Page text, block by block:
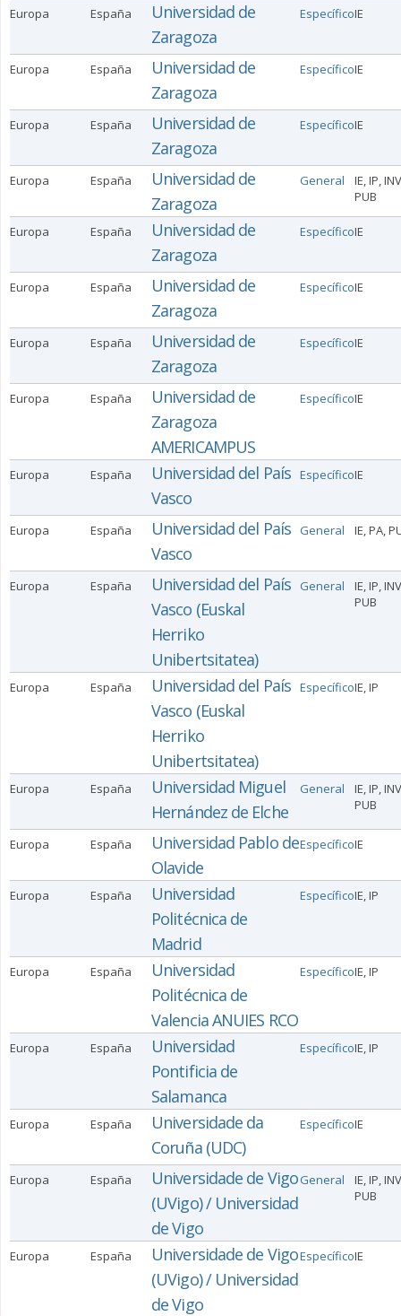
Europa España
Universidad de
Zaragoza
EspecíficoIE
Europa España
Universidad de
Zaragoza
EspecíficoIE
Europa España
Universidad de
Zaragoza
EspecíficoIE
Europa España
Universidad de
Zaragoza
General
IE, IP,
PUB
Europa España
Universidad de
Zaragoza
EspecíficoIE
Europa España
Universidad de
Zaragoza
EspecíficoIE
Europa España
Universidad de
Zaragoza
EspecíficoIE
Europa España
Universidad de
Zaragoza
AMERICAMPUS
EspecíficoIE
Europa España
Universidad del País
Vasco
EspecíficoIE
Europa España
Universidad del País
Vasco
General IE, PA,
Europa España
Universidad del País
Vasco (Euskal
Herriko
Unibertsitatea)
General
IE, IP,
PUB
Europa España
Universidad del País
Vasco (Euskal
Herriko
Unibertsitatea)
EspecíficoIE, IP
Europa España
Universidad Miguel
Hernández de Elche
General
IE, IP,
PUB
Europa España
Universidad Pablo de
Olavide
EspecíficoIE
Europa España
Universidad
Politécnica de
Madrid
EspecíficoIE, IP
Europa España
Universidad
Politécnica de
Valencia ANUIES RCO
EspecíficoIE, IP
Europa España
Universidad
Pontificia de
Salamanca
EspecíficoIE, IP
Europa España
Universidade da
Coruña (UDC)
EspecíficoIE
Europa España
Universidade de Vigo
(UVigo) / Universidad
de Vigo
General
IE, IP,
PUB
Europa España
Universidade de Vigo
(UVigo) / Universidad
de Vigo
EspecíficoIE